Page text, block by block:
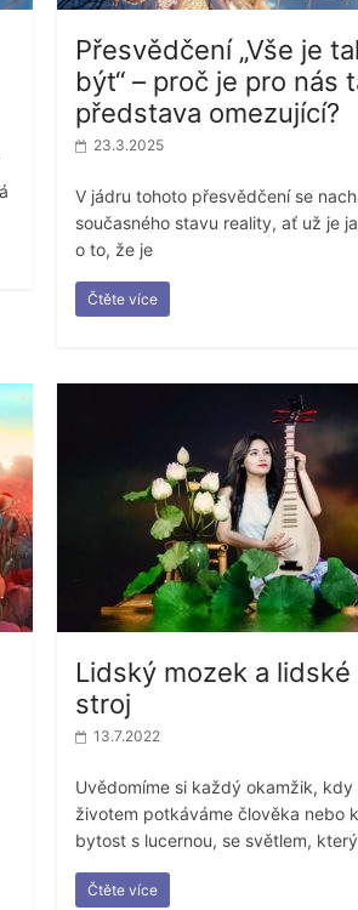
Přesvědčení „Vše je
být“ – proč je pro nás
představa omezující?
23.3.2025
V jádru tohoto přesvědčení se
současného stavu reality, ať už je
o to, že je
Čtěte více
Lidský mozek a
stroj
13.7.2022
Uvědomíme si každý okamžik, kdy
životem potkáváme člověka nebo
bytost s lucernou, se světlem,
Čtěte více